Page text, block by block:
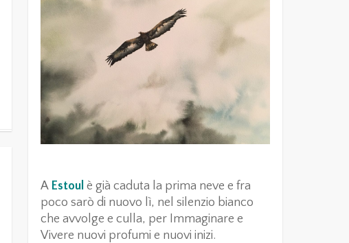
A Estoul è già caduta la prima neve e fra
poco sarò di nuovo lì, nel silenzio bianco
che avvolge e culla, per Immaginare e
Vivere nuovi profumi e nuovi inizi.